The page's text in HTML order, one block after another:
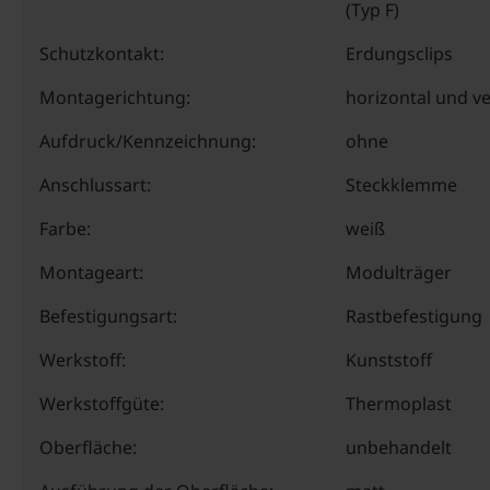
(Typ F)
Schutzkontakt:
Erdungsclips
Montagerichtung:
horizontal und
Aufdruck/Kennzeichnung:
ohne
Anschlussart:
Steckklemme
Farbe:
weiß
Montageart:
Modulträger
Befestigungsart:
Rastbefestigung
Werkstoff:
Kunststoff
Werkstoffgüte:
Thermoplast
Oberfläche:
unbehandelt